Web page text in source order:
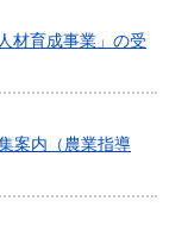
材育成事業」の受
案内（農業指導